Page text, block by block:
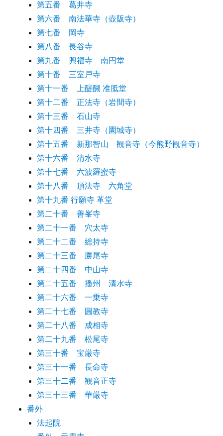
第五番 葛井寺
第六番 南法華寺（壺阪寺）
第七番 岡寺
第八番 長谷寺
第九番 興福寺 南円堂
第十番 三室戸寺
第十一番 上醍醐 准胝堂
第十二番 正法寺（岩間寺）
第十三番 石山寺
第十四番 三井寺（園城寺）
第十五番 新那智山 観音寺（今熊野観音寺）
第十六番 清水寺
第十七番 六波羅蜜寺
第十八番 頂法寺 六角堂
第十九番 行願寺 革堂
第二十番 善峯寺
第二十一番 穴太寺
第二十二番 総持寺
第二十三番 勝尾寺
第二十四番 中山寺
第二十五番 播州 清水寺
第二十六番 一乗寺
第二十七番 圓教寺
第二十八番 成相寺
第二十九番 松尾寺
第三十番 宝厳寺
第三十一番 長命寺
第三十二番 観音正寺
第三十三番 華厳寺
番外
法起院